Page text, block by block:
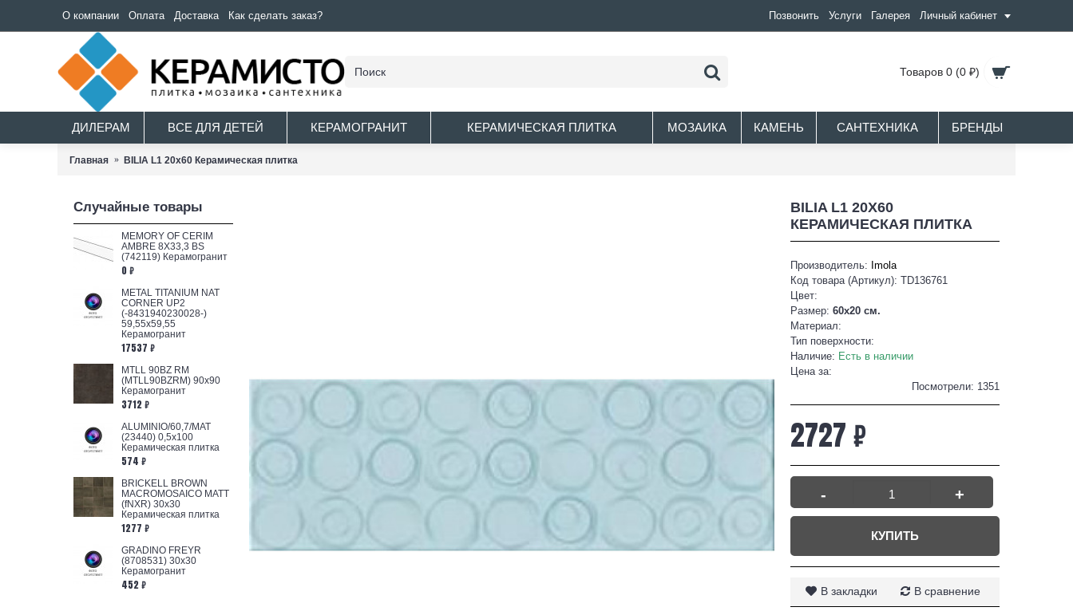
О компании Оплата Доставка Как сделать заказ? Позвонить Услуги Галерея Личный кабинет
Товаров 0 (0 ₽)
ДИЛЕРАМ ВСЕ ДЛЯ ДЕТЕЙ КЕРАМОГРАНИТ КЕРАМИЧЕСКАЯ ПЛИТКА МОЗАИКА КАМЕНЬ САНТЕХНИКА БРЕНДЫ
Главная BILIA L1 20x60 Керамическая плитка
Случайные товары
MEMORY OF CERIM
AMBRE 8X33,3 BS
(742119) Керамогранит
0 ₽
METAL TITANIUM NAT
CORNER UP2
(-8431940230028-)
59,55x59,55
Керамогранит
17537 ₽
MTLL 90BZ RM
(MTLL90BZRM) 90x90
Керамогранит
3712 ₽
ALUMINIO/60,7/MAT
(23440) 0,5x100
Керамическая плитка
574 ₽
BRICKELL BROWN
MACROMOSAICO MATT
(fNXR) 30x30
Керамическая плитка
1277 ₽
GRADINO FREYR
(8708531) 30x30
Керамогранит
452 ₽
BILIA L1 20X60
КЕРАМИЧЕСКАЯ ПЛИТКА
Производитель: Imola
Код товара (Артикул): TD136761
Цвет:
Размер: 60x20 см.
Материал:
Тип поверхности:
Наличие: Есть в наличии
Цена за:
Посмотрели: 1351
2727 ₽
- +
КУПИТЬ
В закладки В сравнение